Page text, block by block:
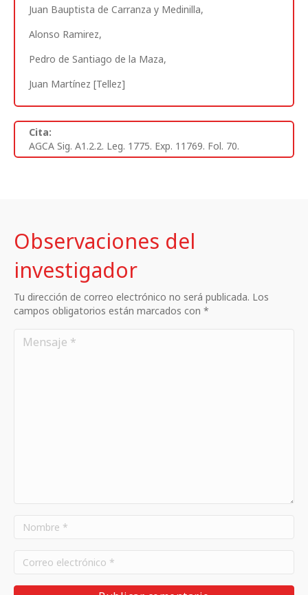
Juan Bauptista de Carranza y Medinilla,
Alonso Ramirez,
Pedro de Santiago de la Maza,
Juan Martínez [Tellez]
Cita:
AGCA Sig. A1.2.2. Leg. 1775. Exp. 11769. Fol. 70.
Observaciones del
investigador
Tu dirección de correo electrónico no será publicada. Los
campos obligatorios están marcados con *